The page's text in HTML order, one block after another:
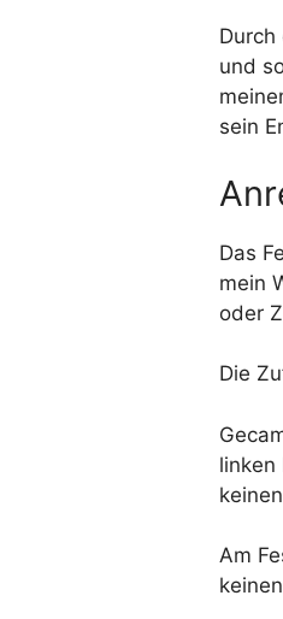
und
sein
Das
mein
oder
Die
linken
Am